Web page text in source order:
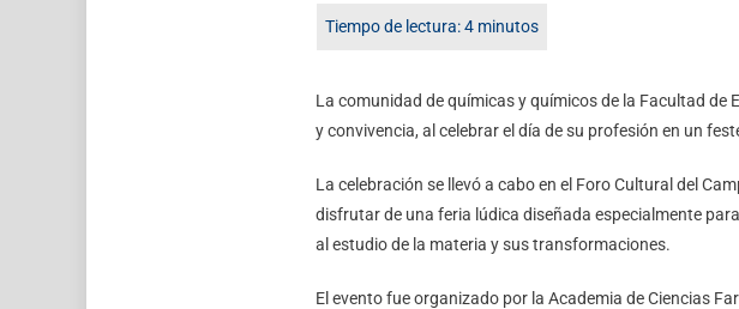
La comunidad de químicas y químicos de la Facultad de
y convivencia, al celebrar el día de su profesión en un
La celebración se llevó a cabo en el Foro Cultural del
disfrutar de una feria lúdica diseñada especialmente
al estudio de la materia y sus transformaciones.
El evento fue organizado por la Academia de Ciencias